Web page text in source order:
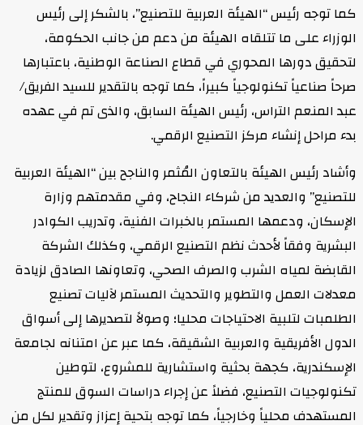
كما توجه رئيس “الهيئة العربية للتصنيع”، بالشكر إلى رئيس
الوزراء على ما تتلقاه الهيئة من دعم من جانب الحكومة،
لتحقيق دورها المحوري في قطاع الصناعة الوطنية، باعتبارها
صرحاً صناعياً تكنولوجياً كبيراً، كما توجه بالتقدير للسيد الفريق/
عبد المنعم التراس، رئيس الهيئة السابق، والذى تم في عهده
بدء مراحل إنشاء مركز التصنيع الرقمي.
وأشاد رئيس الهيئة بالتعاون المُثمر والناجح بين “الهيئة العربية
للتصنيع” والعديد من شركاء النجاح، وفي مقدمتهم وزارة
الإسكان، ودعمها المستمر بالخبرات الفنية، وتدريب الكوادر
البشرية وفقاً لأحدث نظم التصنيع الرقمي، وكذلك الشركة
القابضة لمياه الشرب والصرف الصحي، وتعاونها الصادق لزيادة
معدلات العمل والتطوير والتحديث المستمر لآليات تصنيع
الطلمبات لتلبية الاحتياجات محليا؛ وصولاً لتصديرها إلى أسواق
الدول الأفريقية والعربية الشقيقة، كما عبر عن امتنانه لجامعة
الإسكندرية، كجهة بحثية واستشارية للمشروع، لتوطين
تكنولوجيات التصنيع، فضلاً عن إجراء دراسات السوق للمنتج
المستهدف محلياً وخارجياً، كما توجه بتحية إعزاز وتقدير لكل من